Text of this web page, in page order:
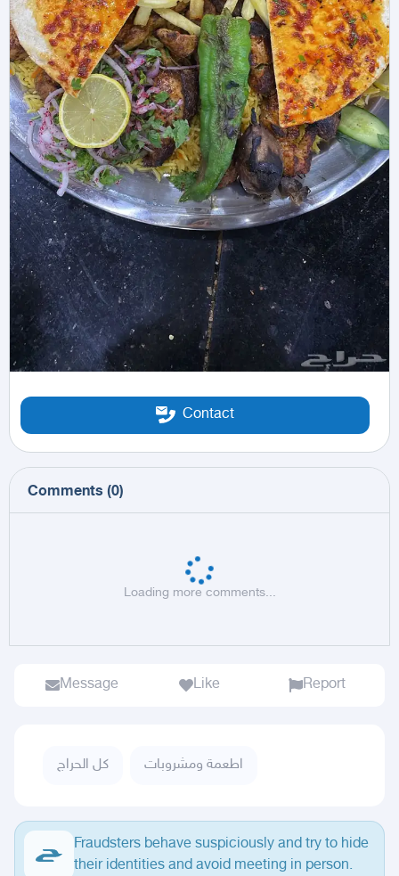
Contact
Comments (0)
Loading more comments...
Message Like Report
كل الحراج اطعمة ومشروبات
Fraudsters behave suspiciously and try to hide
their identities and avoid meeting in person.